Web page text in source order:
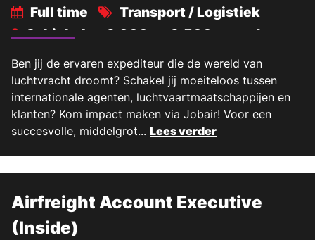
Full time
Transport / Logistiek
Schiphol
3.000 - 3.500 maand
Ben jij de ervaren expediteur die de wereld van
luchtvracht droomt? Schakel jij moeiteloos tussen
internationale agenten, luchtvaartmaatschappijen en
klanten? Kom impact maken via Jobair! Voor een
succesvolle, middelgrot... Lees verder
Airfreight Account Executive
(Inside)